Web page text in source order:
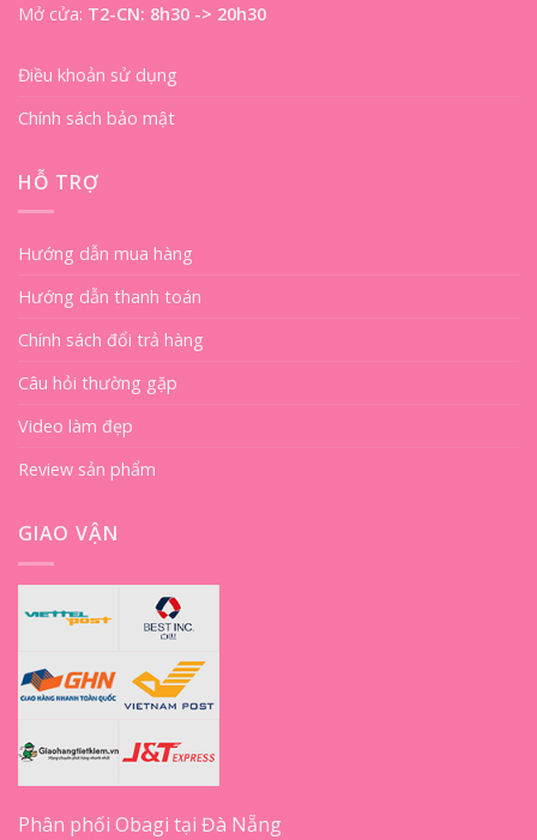
Mở cửa: T2-CN: 8h30 -> 20h30
Điều khoản sử dụng
Chính sách bảo mật
HỖ TRỢ
Hướng dẫn mua hàng
Hướng dẫn thanh toán
Chính sách đổi trả hàng
Câu hỏi thường gặp
Video làm đẹp
Review sản phẩm
GIAO VẬN
Phân phối Obagi tại Đà Nẵng